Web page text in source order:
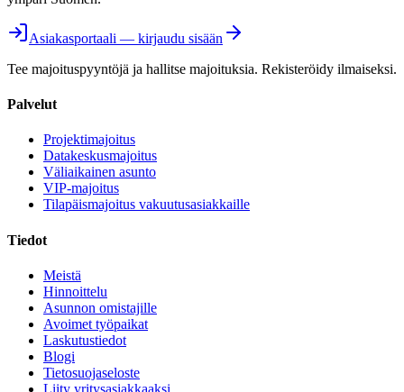
Asiakasportaali — kirjaudu sisään
Tee majoituspyyntöjä ja hallitse majoituksia. Rekisteröidy ilmaiseksi.
Palvelut
Projektimajoitus
Datakeskusmajoitus
Väliaikainen asunto
VIP-majoitus
Tilapäismajoitus vakuutusasiakkaille
Tiedot
Meistä
Hinnoittelu
Asunnon omistajille
Avoimet työpaikat
Laskutustiedot
Blogi
Tietosuojaseloste
Liity yritysasiakkaaksi